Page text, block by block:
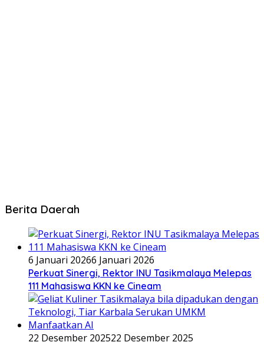
Berita Daerah
6 Januari 20266 Januari 2026
Perkuat Sinergi, Rektor INU Tasikmalaya Melepas
111 Mahasiswa KKN ke Cineam
22 Desember 202522 Desember 2025